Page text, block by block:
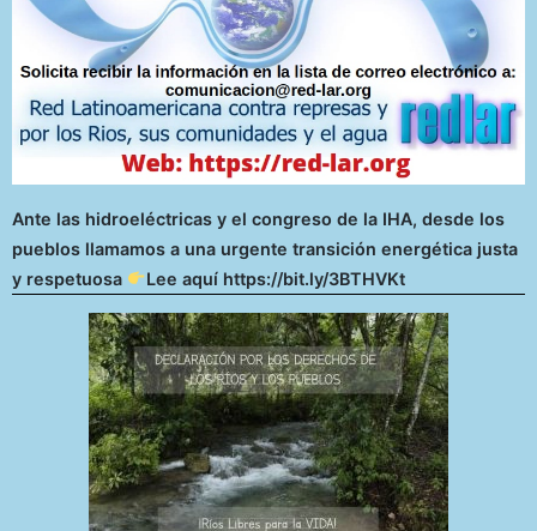
Ante las hidroeléctricas y el congreso de la IHA, desde los
pueblos llamamos a una urgente transición energética justa
y respetuosa
Lee aquí https://bit.ly/3BTHVKt